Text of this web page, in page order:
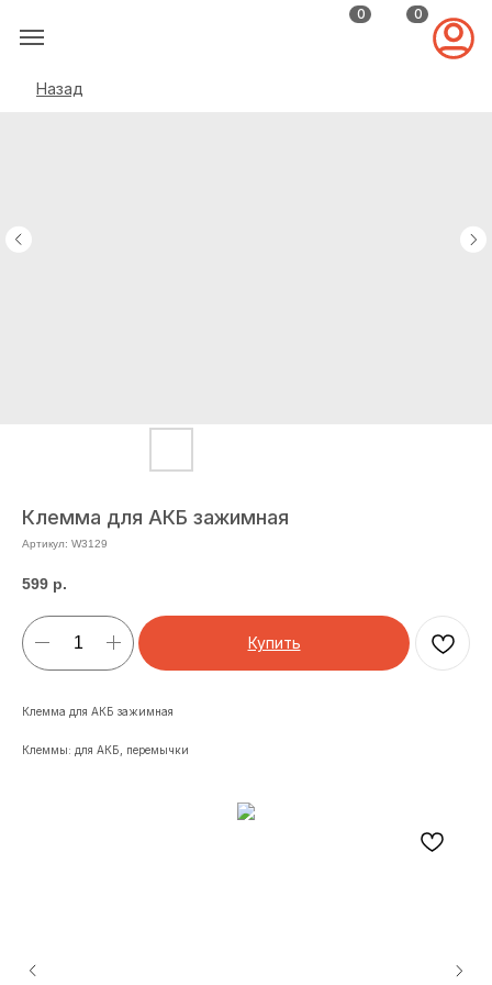
0 0
Назад
Клемма для АКБ зажимная
Артикул: W3129
599 р.
Купить
Клемма для АКБ зажимная
Клеммы: для АКБ, перемычки